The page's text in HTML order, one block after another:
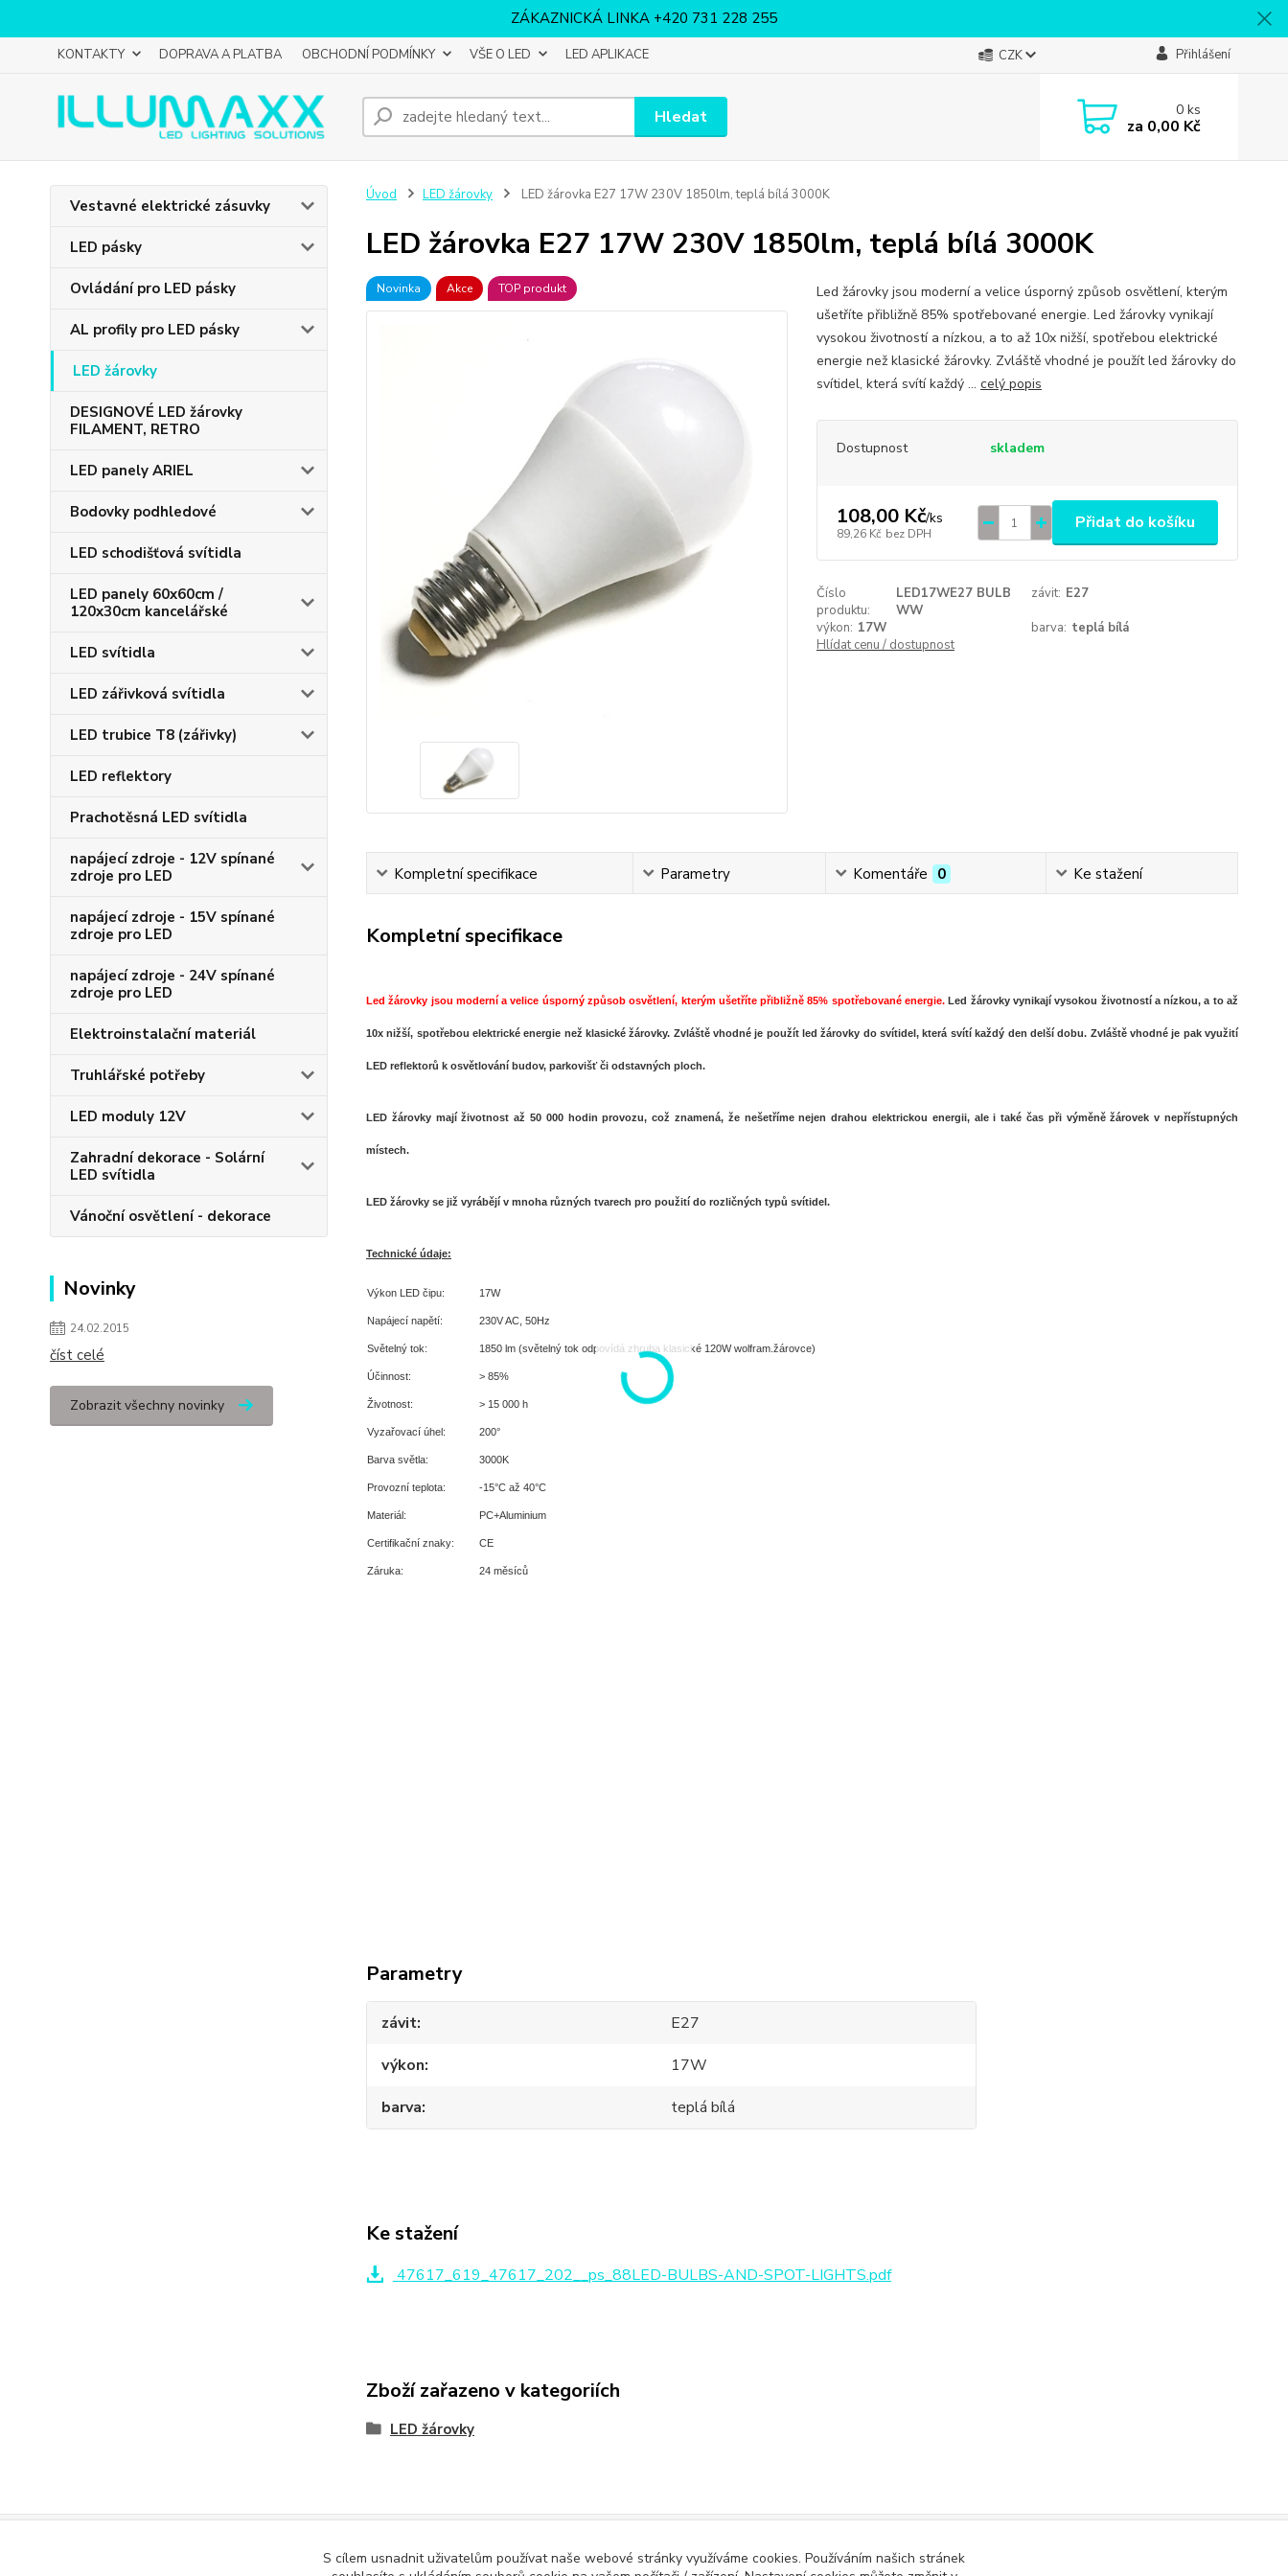
ZÁKAZNICKÁ LINKA +420 731 228 255
KONTAKTY DOPRAVA A PLATBA OBCHODNÍ PODMÍNKY VŠE O LED LED APLIKACE CZK Přihlášení
Hledat 0ks
za 0,00 Kč
Vestavné elektrické zásuvky
LED pásky
Ovládání pro LED pásky
AL profily pro LED pásky
LED žárovky
DESIGNOVÉ LED žárovky
FILAMENT, RETRO
LED panely ARIEL
Bodovky podhledové
LED schodišťová svítidla
LED panely 60x60cm /
120x30cm kancelářské
LED svítidla
LED zářivková svítidla
LED trubice T8 (zářivky)
LED reflektory
Prachotěsná LED svítidla
napájecí zdroje - 12V spínané
zdroje pro LED
napájecí zdroje - 15V spínané
zdroje pro LED
napájecí zdroje - 24V spínané
zdroje pro LED
Elektroinstalační materiál
Truhlářské potřeby
LED moduly 12V
Zahradní dekorace - Solární
LED svítidla
Vánoční osvětlení - dekorace
Novinky
24.02.2015
číst celé
Zobrazit všechny novinky
Úvod LED žárovky LED žárovka E27 17W 230V 1850lm, teplá bílá 3000K
LED žárovka E27 17W 230V 1850lm, teplá bílá 3000K
Novinka Akce TOP produkt
Led žárovky jsou moderní a velice úsporný způsob osvětlení, kterým
ušetříte přibližně 85% spotřebované energie. Led žárovky vynikají
vysokou životností a nízkou, a to až 10x nižší, spotřebou elektrické
energie než klasické žárovky. Zvláště vhodné je použít led žárovky do
svítidel, která svítí každý ... celý popis
Dostupnost skladem
108,00 Kč/ks
89,26 Kč bez DPH
Přidat do košíku
Číslo
produktu:
LED17WE27 BULB
WW
závit: E27
výkon: 17W barva: teplá bílá
Hlídat cenu / dostupnost
Kompletní specifikace Parametry Komentáře 0 Ke stažení
Kompletní specifikace
Led žárovky jsou moderní a velice úsporný způsob osvětlení, kterým ušetříte přibližně 85% spotřebované energie.Led žárovkyvynikají vysokou životností a nízkou, a to až
10x nižší, spotřebou elektrické energie než klasické žárovky. Zvláště vhodné je použít led žárovky do svítidel, která svítí každý den delší dobu. Zvláště vhodné je pak využití
LED reflektorů k osvětlování budov, parkovišť či odstavných ploch.
LED žárovkymají životnost až 50 000 hodin provozu, což znamená, že nešetříme nejen drahou elektrickou energii, ale i také čas při výměně žárovek v nepřístupných
místech.
LED žárovkyse již vyrábějí v mnoha různých tvarech pro použití do rozličných typů svítidel.
Technické údaje:
Výkon LED čipu: 17W
Napájecí napětí: 230V AC, 50Hz
Světelný tok: 1850 lm (světelný tok odpovídá zhruba klasické 120W wolfram.žárovce)
Účinnost: > 85%
Životnost: > 15 000 h
Vyzařovací úhel: 200°
Barva světla: 3000K
Provozní teplota: -15°C až 40°C
Materiál: PC+Aluminium
Certifikační znaky: CE
Záruka: 24 měsíců
Parametry
závit
E27
výkon
17W
barva
teplá bílá
Ke stažení
47617_619_47617_202__ps_88LED-BULBS-AND-SPOT-LIGHTS.pdf
Zboží zařazeno v kategoriích
LED žárovky
Podle zákona o evidenci tržeb je prodávající povinen vystavit kupujícímu účtenku. Zároveň je povinen zaevidovat přijatou tržbu u správce daně online; v případě technického výpadku pak nejpozději do 48 hodin
S cílem usnadnit uživatelům používat naše webové stránky využíváme cookies. Používáním našich stránek